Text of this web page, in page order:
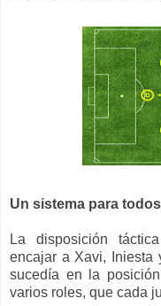
Un sistema para
La disposición
encajar a Xavi, Iniesta
sucedía en la
varios roles, que cada